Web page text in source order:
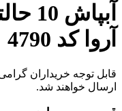
آروا کد 4790
ارسال خواهند شد.